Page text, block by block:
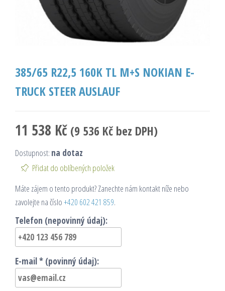
385/65 R22,5 160K TL M+S NOKIAN E-
TRUCK STEER AUSLAUF
11 538 Kč (9 536 Kč bez DPH)
Dostupnost: na dotaz
Přidat do oblíbených položek
Máte zájem o tento produkt? Zanechte nám kontakt níže nebo
zavolejte na číslo+420 602 421 859.
Telefon (nepovinný údaj):
E-mail * (povinný údaj):